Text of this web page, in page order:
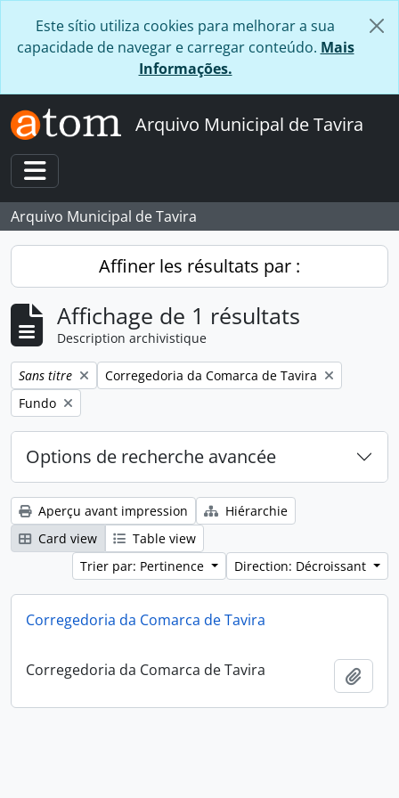
Este sítio utiliza cookies para melhorar a sua
capacidade de navegar e carregar conteúdo. Mais
Informações.
Arquivo Municipal de Tavira
Toggle navigation
Arquivo Municipal de Tavira
Affiner les résultats par :
Affichage de 1 résultats
Description archivistique
Remove filter:
Sans titre Remove filter:
Corregedoria da Comarca de Tavira
Remove filter:
Fundo
Options de recherche avancée
Aperçu avant impression
Hiérarchie
Card view
Table view
Trier par: Pertinence
Direction: Décroissant
Corregedoria da Comarca de Tavira
Corregedoria da Comarca de Tavira